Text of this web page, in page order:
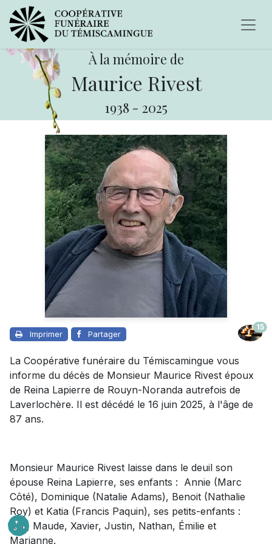
À la mémoire de
Maurice Rivest
1938 - 2025
Imprimer Partager
15
La Coopérative funéraire du Témiscamingue vous
informe du décès de Monsieur Maurice Rivest époux
de Reina Lapierre de Rouyn-Noranda autrefois de
Laverlochère. Il est décédé le 16 juin 2025, à l'âge de
87 ans.
Monsieur Maurice Rivest laisse dans le deuil son
épouse Reina Lapierre, ses enfants : Annie (Marc
Côté), Dominique (Natalie Adams), Benoit (Nathalie
Roy) et Katia (Francis Paquin), ses petits-enfants :
Kim, Maude, Xavier, Justin, Nathan, Émilie et
Marianne.